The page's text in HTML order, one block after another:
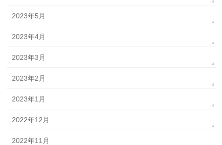
2023年5月
2023年4月
2023年3月
2023年2月
2023年1月
2022年12月
2022年11月